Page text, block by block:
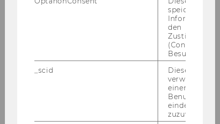
Eine „Über­hit­zung“ macht sich auf un­se­rem
Pla­ne­ten nicht nur auf­grund des Kli­ma­wan­dels
breit. Auch die Mensch­heit selbst scheint auf­
ge­heizt: Dis­kus­sio­nen wer­den rauer, Kri­sen
Wie ist es um un­se­re Ge­sell­schaft be­stellt?
speichert
den
(Consent)
Besuchers.
_scid
Dieses
verwendet,
einem/einer
Benutzer*in
eindeutige ID
zuzuweisen